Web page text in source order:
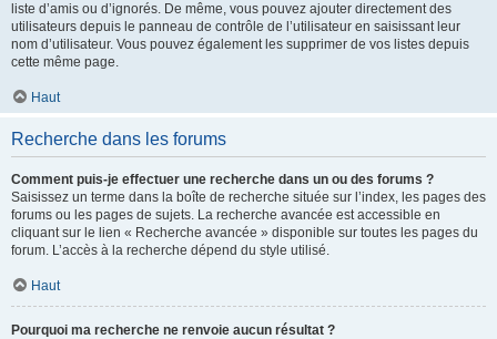
liste d’amis ou d’ignorés. De même, vous pouvez ajouter directement des
utilisateurs depuis le panneau de contrôle de l’utilisateur en saisissant leur
nom d’utilisateur. Vous pouvez également les supprimer de vos listes depuis
cette même page.
Haut
Recherche dans les forums
Comment puis-je effectuer une recherche dans un ou des forums ?
Saisissez un terme dans la boîte de recherche située sur l’index, les pages des
forums ou les pages de sujets. La recherche avancée est accessible en
cliquant sur le lien « Recherche avancée » disponible sur toutes les pages du
forum. L’accès à la recherche dépend du style utilisé.
Haut
Pourquoi ma recherche ne renvoie aucun résultat ?